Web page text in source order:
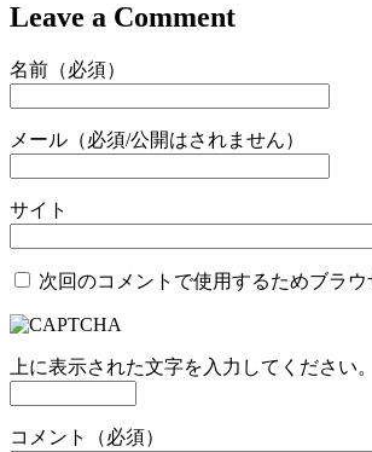
Leave a Comment
名前（必須）
メール（必須/公開はされません）
サイト
次回のコメントで使用するためブラ
上に表示された文字を入力してください。
コメント（必須）